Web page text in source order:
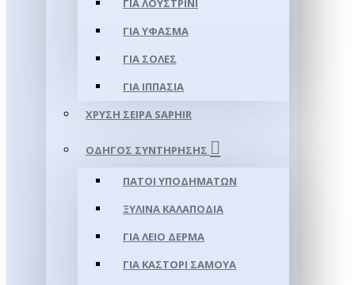
ΓΙΑ ΛΟΥΣΤΡΊΝΙ
ΓΙΑ ΥΦΑΣΜΑ
ΓΙΑ ΣΌΛΕΣ
ΓΙΑ ΙΠΠΑΣΊΑ
ΧΡΥΣΉ ΣΕΙΡΆ SAPHIR
ΟΔΗΓΌΣ ΣΥΝΤΉΡΗΣΗΣ
ΠΆΤΟΙ ΥΠΟΔΗΜΆΤΩΝ
ΞΎΛΙΝΑ ΚΑΛΑΠΌΔΙΑ
ΓΙΑ ΛΕΊΟ ΔΈΡΜΑ
ΓΙΑ ΚΑΣΤΌΡΙ ΣΑΜΟΎΑ